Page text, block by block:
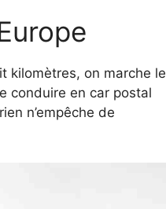
kilomètres, on marche le
conduire en car postal
n’empêche de